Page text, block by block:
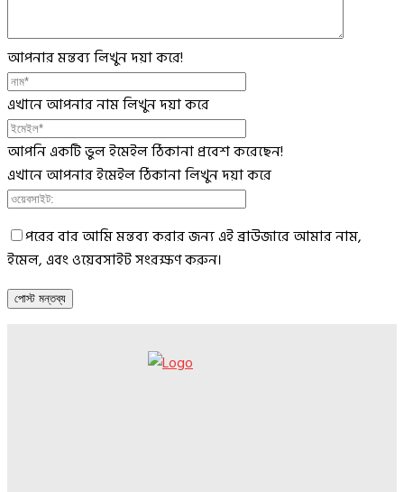
আপনার মন্তব্য লিখুন দয়া করে!
এখানে আপনার নাম লিখুন দয়া করে
আপনি একটি ভুল ইমেইল ঠিকানা প্রবেশ করেছেন!
এখানে আপনার ইমেইল ঠিকানা লিখুন দয়া করে
পরের বার আমি মন্তব্য করার জন্য এই ব্রাউজারে আমার নাম,
ইমেল, এবং ওয়েবসাইট সংরক্ষণ করুন।